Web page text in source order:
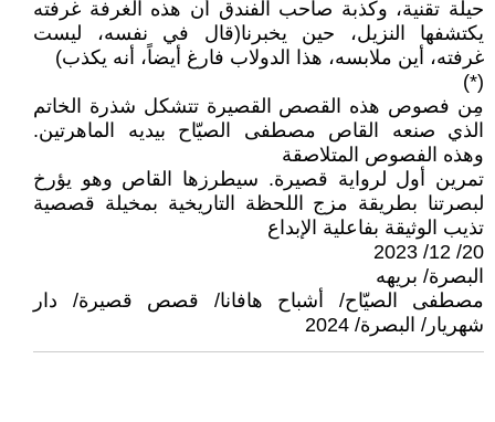
حيلة تقنية، وكذبة صاحب الفندق أن هذه الغرفة غرفته
يكتشفها النزيل، حين يخبرنا(قال في نفسه، ليست
غرفته، أين ملابسه، هذا الدولاب فارغ أيضاً، أنه يكذب)
(*)
مِن فصوص هذه القصص القصيرة تتشكل شذرة الخاتم
الذي صنعه القاص مصطفى الصيّاح بيديه الماهرتين.
وهذه الفصوص المتلاصقة
تمرين أول لرواية قصيرة. سيطرزها القاص وهو يؤرخ
لبصرتنا بطريقة مزج اللحظة التاريخية بمخيلة قصصية
تذيب الوثيقة بفاعلية الإبداع
20/ 12/ 2023
البصرة/ بريهه
مصطفى الصيّاح/ أشباح هافانا/ قصص قصيرة/ دار
شهريار/ البصرة/ 2024